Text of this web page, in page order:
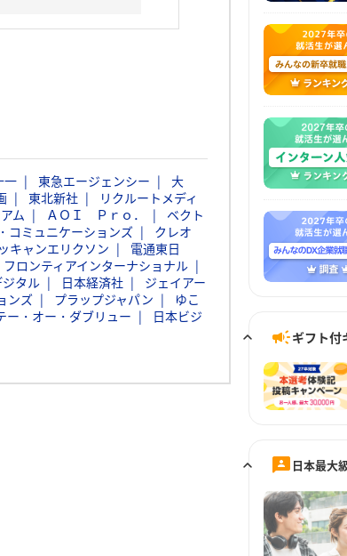
一 東急エージェンシー
大
東北新社
リクルートメディ
ム ＡＯＩ Ｐｒｏ．
ベクト
コミュニケーションズ
クレオ
キャンエリクソン
電通東日
フロンティアインターナショナル
タル 日本経済社
ジェイアー
ンズ プラップジャパン
ゆこ
ー・オー・ダブリュー
日本ビジ
ギフト付
日本最大